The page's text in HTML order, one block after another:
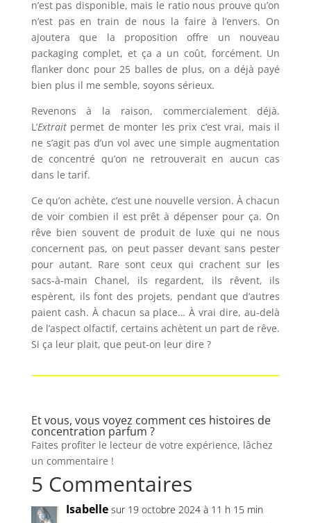
n’est pas disponible, mais le ratio nous prouve qu’on
n’est pas en train de nous la faire à l’envers. On
ajoutera que la proposition offre un nouveau
packaging complet, et ça a un coût, forcément. Un
flanker donc pour 25 balles de plus, on a déjà payé
bien plus il me semble, soyons sérieux.
Revenons à la raison, commercialement déjà.
L’Extraitpermet de monter les prix c’est vrai, mais il
ne s’agit pas d’un vol avec une simple augmentation
de concentré qu’on ne retrouverait en aucun cas
dans le tarif.
Ce qu’on achète, c’est une nouvelle version. À chacun
de voir combien il est prêt à dépenser pour ça. On
rêve bien souvent de produit de luxe qui ne nous
concernent pas, on peut passer devant sans pester
pour autant. Rare sont ceux qui crachent sur les
sacs-à-main Chanel, ils regardent, ils rêvent, ils
espèrent, ils font des projets, pendant que d’autres
paient cash. À chacun sa place… À vrai dire, au-delà
de l’aspect olfactif, certains achètent un part de rêve.
Si ça leur plait, que peut-on leur dire ?
Et vous, vous voyez comment ces histoires de
concentration parfum ?
Faites profiter le lecteur de votre expérience, lâchez
un commentaire !
5 Commentaires
Isabelle sur 19 octobre 2024 à 11 h 15 min